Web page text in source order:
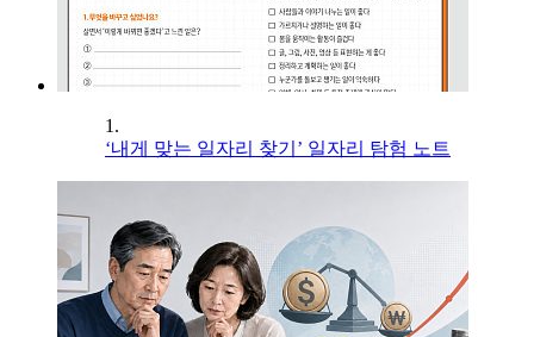
1.
‘내게 맞는 일자리 찾기’ 일자리 탐험 노트